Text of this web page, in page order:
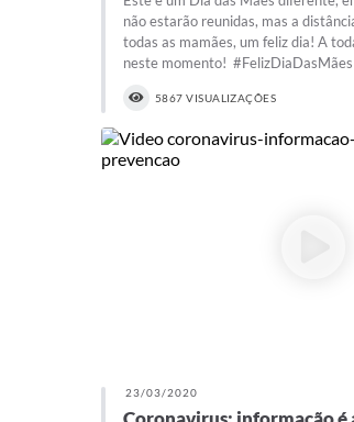
não estarão reunidas, mas a
todas as mamães, um feliz dia! A
neste momento!⁣ ⁣ #FelizDiaDasMães
5867 VISUALIZAÇÕES
23/03/2020